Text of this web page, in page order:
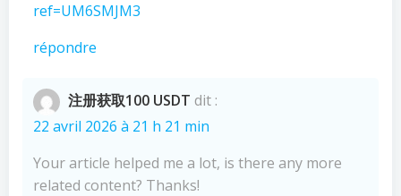
ref=UM6SMJM3
répondre
注册获取100 USDT dit :
22 avril 2026 à 21 h 21 min
Your article helped me a lot, is there any more
related content? Thanks!